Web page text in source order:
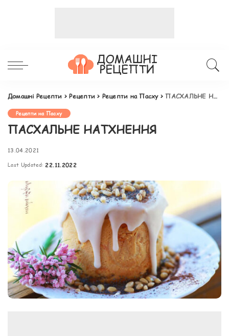
Домашні Рецепти >Рецепти > Рецепти на Пасху>ПАСХАЛЬНЕ НАТХНЕННЯ
Рецепти на Пасху
ПАСХАЛЬНЕ НАТХНЕННЯ
13.04.2021
Last Updated: 22.11.2022